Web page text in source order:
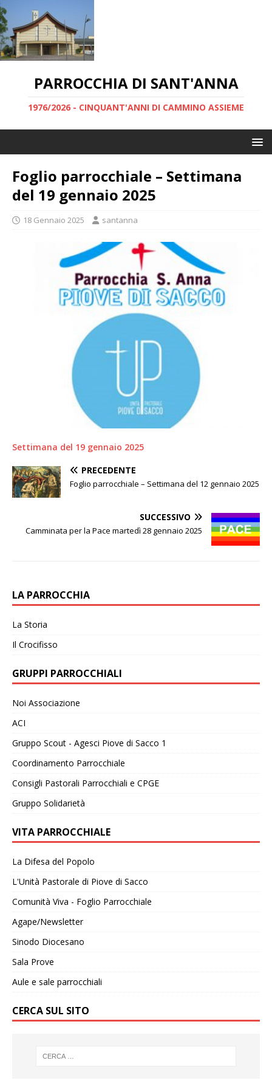
PARROCCHIA DI SANT'ANNA
1976/2026 - CINQUANT'ANNI DI CAMMINO ASSIEME
Foglio parrocchiale – Settimana
del 19 gennaio 2025
18 Gennaio 2025 santanna
Settimana del 19 gennaio 2025
PRECEDENTE
Foglio parrocchiale – Settimana del 12 gennaio 2025
SUCCESSIVO
Camminata per la Pace martedì 28 gennaio 2025
LA PARROCCHIA
La Storia
Il Crocifisso
GRUPPI PARROCCHIALI
Noi Associazione
ACI
Gruppo Scout - Agesci Piove di Sacco 1
Coordinamento Parrocchiale
Consigli Pastorali Parrocchiali e CPGE
Gruppo Solidarietà
VITA PARROCCHIALE
La Difesa del Popolo
L'Unità Pastorale di Piove di Sacco
Comunità Viva - Foglio Parrocchiale
Agape/Newsletter
Sinodo Diocesano
Sala Prove
Aule e sale parrocchiali
CERCA SUL SITO